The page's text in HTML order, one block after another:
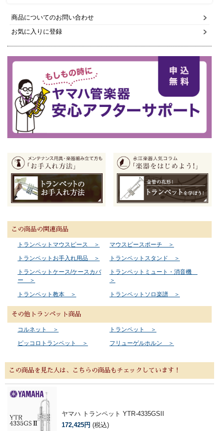
商品についてのお問い合わせ
お気に入りに登録
この商品の関連商品
トランペットマウスピース ＞
マウスピースポーチ ＞
トランペットお手入れ用品 ＞
トランペットスタンド ＞
トランペットケース/ケースカバ
ー ＞
トランペットミュート・消音機
＞
トランペット教本 ＞ トランペットソロ楽譜 ＞
その他トランペット商品
コルネット ＞
トランペット ＞
ピッコロトランペット ＞
フリューゲルホルン ＞
この商品を見た人は、こちらの商品もチェックしています！
ヤマハ トランペット YTR-4335GSII
172,425円 (税込)